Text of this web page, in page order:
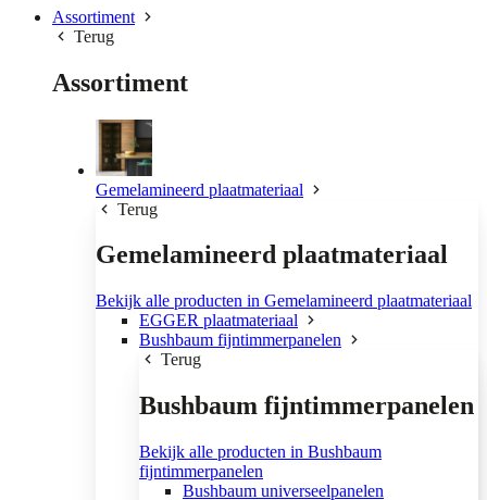
Assortiment
Terug
Assortiment
Gemelamineerd plaatmateriaal
Terug
Gemelamineerd plaatmateriaal
Bekijk alle producten in Gemelamineerd plaatmateriaal
EGGER plaatmateriaal
Bushbaum fijntimmerpanelen
Terug
Bushbaum fijntimmerpanelen
Bekijk alle producten in Bushbaum
fijntimmerpanelen
Bushbaum universeelpanelen